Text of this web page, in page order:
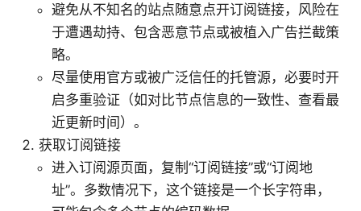
避免从不知名的站点随意点开订阅链接，风险在
于遭遇劫持、包含恶意节点或被植入广告拦截策
略。
尽量使用官方或被广泛信任的托管源，必要时开
启多重验证（如对比节点信息的一致性、查看最
近更新时间）。
获取订阅链接
进入订阅源页面，复制“订阅链接”或“订阅地
址”。多数情况下，这个链接是一个长字符串，